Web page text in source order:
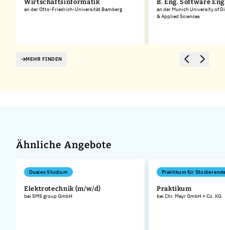
Wirtschaftsinformatik
an der Otto-Friedrich-Universität Bamberg
B. Eng. Software
an der Munich University of
& Applied Sciences
MEHR FINDEN
Ähnliche Angebote
Duales Studium
Elektrotechnik (m/w/d)
bei SMS group GmbH
Praktikum für
Praktikum
bei Chr. Mayr GmbH + Co. KG